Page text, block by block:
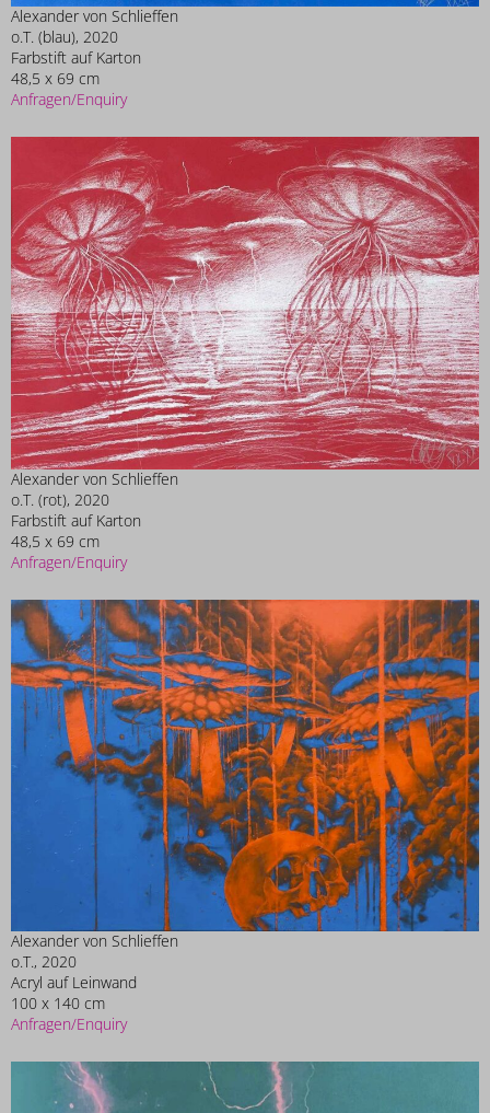
Alexander von Schlieffen
o.T. (blau), 2020
Farbstift auf Karton
48,5 x 69 cm
Anfragen/Enquiry
Alexander von Schlieffen
o.T. (rot), 2020
Farbstift auf Karton
48,5 x 69 cm
Anfragen/Enquiry
Alexander von Schlieffen
o.T., 2020
Acryl auf Leinwand
100 x 140 cm
Anfragen/Enquiry